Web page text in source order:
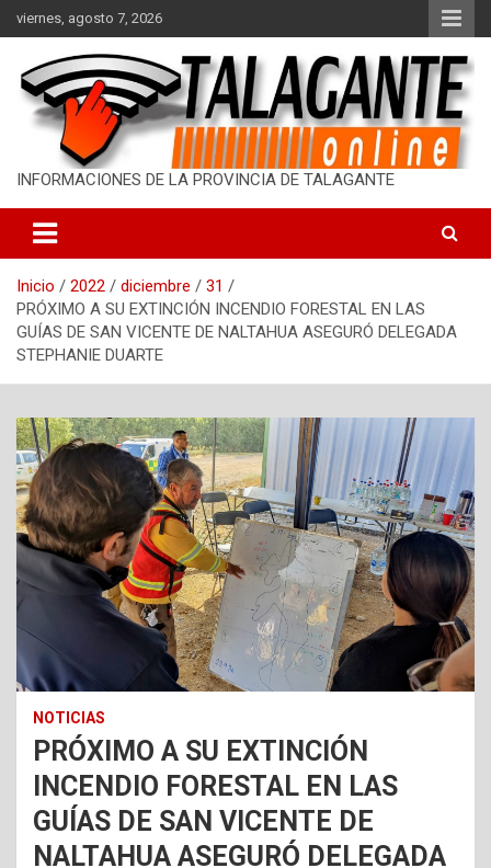
a
t
o
viernes, agosto 7, 2026
INFORMACIONES DE LA PROVINCIA DE TALAGANTE
Inicio 2022 diciembre
31
PRÓXIMO A SU EXTINCIÓN INCENDIO FORESTAL EN LAS
GUÍAS DE SAN VICENTE DE NALTAHUA ASEGURÓ DELEGADA
STEPHANIE DUARTE
NOTICIAS
PRÓXIMO A SU EXTINCIÓN
INCENDIO FORESTAL EN LAS
GUÍAS DE SAN VICENTE DE
NALTAHUA ASEGURÓ DELEGADA